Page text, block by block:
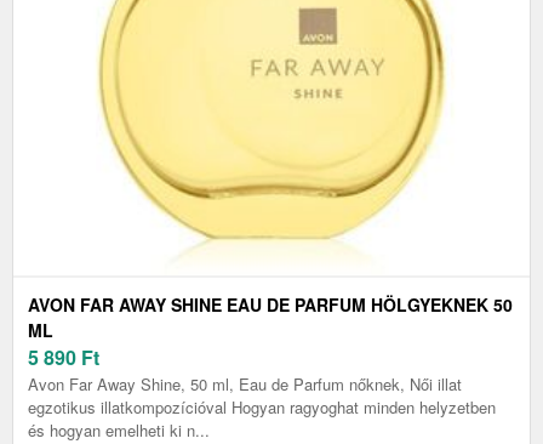
AVON FAR AWAY SHINE EAU DE PARFUM HÖLGYEKNEK 50
ML
5 890 Ft
Avon Far Away Shine, 50 ml, Eau de Parfum nőknek, Női illat
egzotikus illatkompozícióval Hogyan ragyoghat minden helyzetben
és hogyan emelheti ki n...